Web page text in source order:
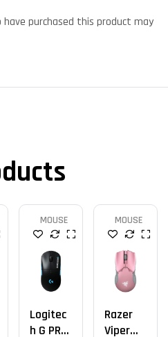
have purchased this product may
MOUSE
Logitec
H G PRO
MOUSE
Razer
Viper